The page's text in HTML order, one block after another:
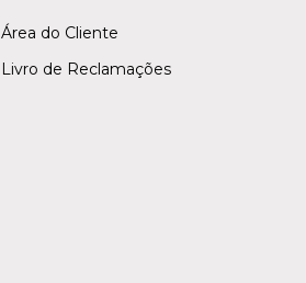
Área do Cliente
Livro de Reclamações